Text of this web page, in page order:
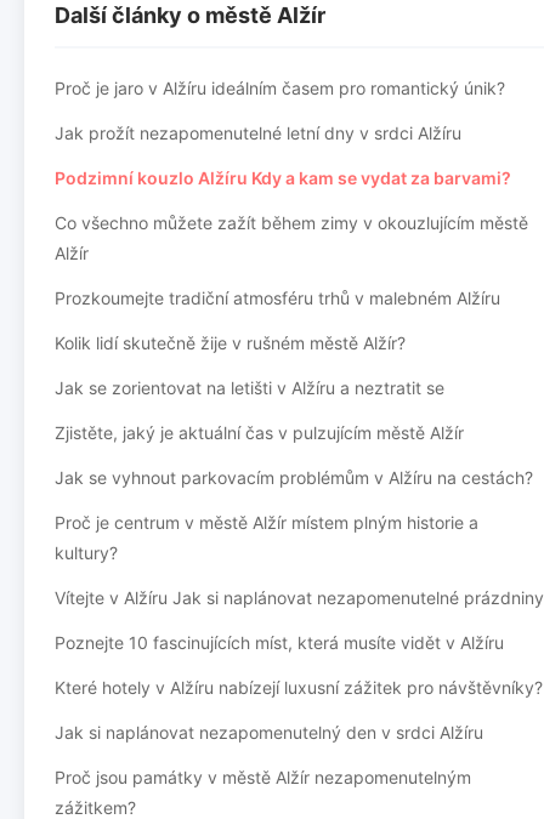
Další články o městě Alžír
Proč je jaro v Alžíru ideálním časem pro romantický únik?
Jak prožít nezapomenutelné letní dny v srdci Alžíru
Podzimní kouzlo Alžíru Kdy a kam se vydat za barvami?
Co všechno můžete zažít během zimy v okouzlujícím městě
Alžír
Prozkoumejte tradiční atmosféru trhů v malebném Alžíru
Kolik lidí skutečně žije v rušném městě Alžír?
Jak se zorientovat na letišti v Alžíru a neztratit se
Zjistěte, jaký je aktuální čas v pulzujícím městě Alžír
Jak se vyhnout parkovacím problémům v Alžíru na cestách?
Proč je centrum v městě Alžír místem plným historie a
kultury?
Vítejte v Alžíru Jak si naplánovat nezapomenutelné prázdniny
Poznejte 10 fascinujících míst, která musíte vidět v Alžíru
Které hotely v Alžíru nabízejí luxusní zážitek pro návštěvníky?
Jak si naplánovat nezapomenutelný den v srdci Alžíru
Proč jsou památky v městě Alžír nezapomenutelným
zážitkem?